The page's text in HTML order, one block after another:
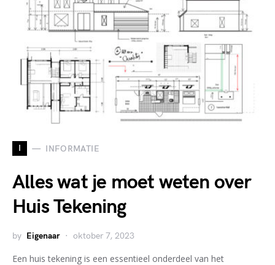
I INFORMATIE
Alles wat je moet weten over
Huis Tekening
by Eigenaar oktober 7, 2023
Een huis tekening is een essentieel onderdeel van het